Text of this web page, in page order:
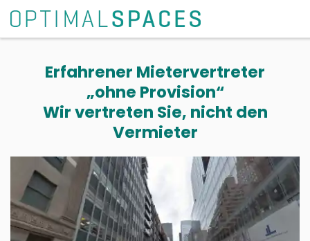
Erfahrener Mietervertreter
„ohne Provision“
Wir vertreten Sie, nicht den
Vermieter